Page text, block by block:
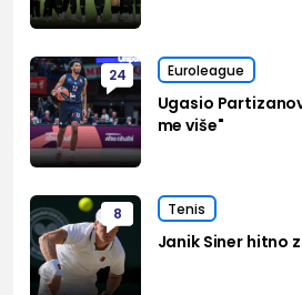
24 Euroleague
Ugasio
me više"
8 Tenis
Janik Siner hitno